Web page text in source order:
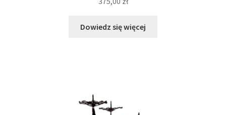
Dowiedz się więcej